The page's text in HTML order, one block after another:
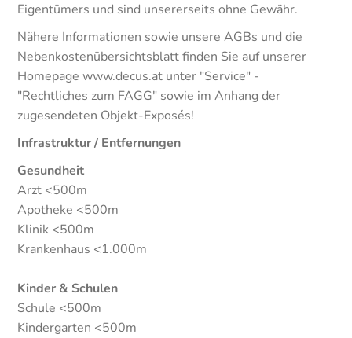
Eigentümers und sind unsererseits ohne Gewähr.
Nähere Informationen sowie unsere AGBs und die
Nebenkostenübersichtsblatt finden Sie auf unserer
Homepage www.decus.at unter "Service" -
"Rechtliches zum FAGG" sowie im Anhang der
zugesendeten Objekt-Exposés!
Infrastruktur / Entfernungen
Gesundheit
Arzt <500m
Apotheke <500m
Klinik <500m
Krankenhaus <1.000m
Kinder & Schulen
Schule <500m
Kindergarten <500m